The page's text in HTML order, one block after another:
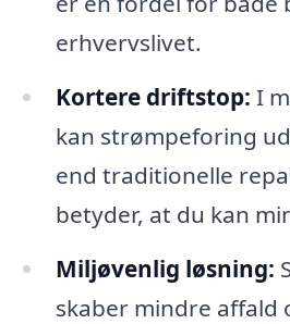
erhvervslivet.
Kortere driftstop: I
kan strømpeforing
end traditionelle
betyder, at du kan
Miljøvenlig løsning:
skaber mindre affald